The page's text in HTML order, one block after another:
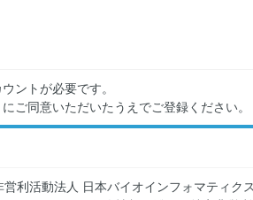
ントが必要です。
ご同意いただいたうえでご登録ください。
利活動法人 日本バイオインフォマティ